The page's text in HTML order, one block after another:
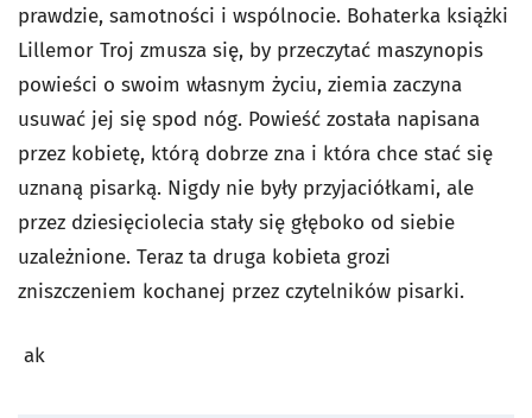
prawdzie, samotności i wspólnocie. Bohaterka książki
Lillemor Troj zmusza się, by przeczytać maszynopis
powieści o swoim własnym życiu, ziemia zaczyna
usuwać jej się spod nóg. Powieść została napisana
przez kobietę, którą dobrze zna i która chce stać się
uznaną pisarką. Nigdy nie były przyjaciółkami, ale
przez dziesięciolecia stały się głęboko od siebie
uzależnione. Teraz ta druga kobieta grozi
zniszczeniem kochanej przez czytelników pisarki.
ak